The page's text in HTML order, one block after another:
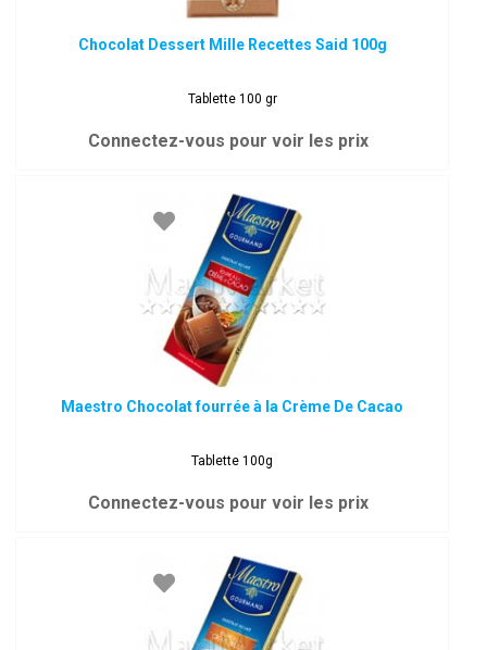
Chocolat Dessert Mille Recettes Said 100g
Tablette 100 gr
Connectez-vous pour voir les prix
Maestro Chocolat fourrée à la Crème De Cacao
Tablette 100g
Connectez-vous pour voir les prix